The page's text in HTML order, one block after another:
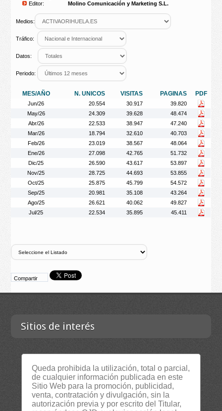
Editor:
Molino Comunicación y Marketing S.L.
Medios:
Tráfico:
Datos:
Periodo:
MES/AÑO N. UNICOS VISITAS PAGINAS PDF
Jun/26 20.554 30.917
39.820
May/26
24.309 39.628
48.474
Abr/26
22.533 38.947
47.240
Mar/26
18.794 32.610
40.703
Feb/26
23.019 38.567
48.064
Ene/26
27.098 42.765
51.732
Dic/25
26.590 43.617
53.897
Nov/25
28.725 44.693
53.855
Oct/25
25.875 45.799
54.572
Sep/25
20.981 35.108
43.264
Ago/25
26.621 40.062
49.827
Jul/25
22.534 35.895 45.411
Compartir
Sitios de interés
Empresa
Lista Certificados
RSS
Queda prohibida la utilización, total o parcial,
de cualquier información publicada en este
Sitio Web para la promoción, publicidad,
venta, contratación y divulgación, sin la
autorización previa y por escrito del Titular,